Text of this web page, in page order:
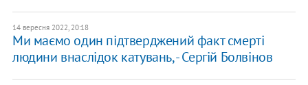
14 вересня 2022, 20:18
Ми маємо один підтверджений факт смерті
людини внаслідок катувань, - Сергій Болвінов